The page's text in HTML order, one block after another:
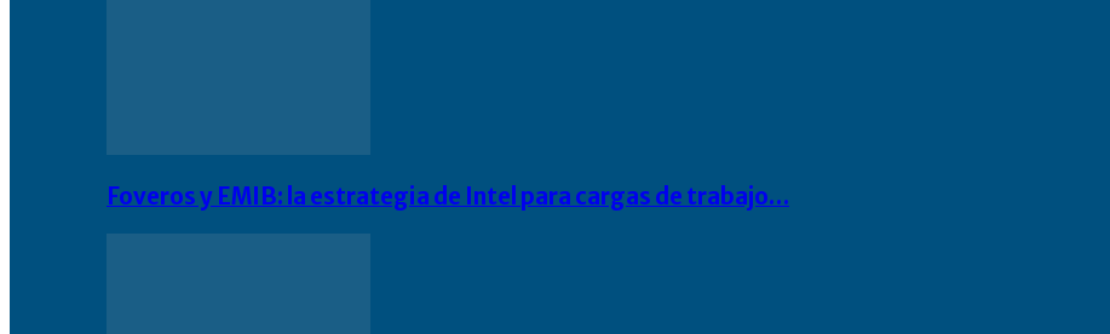
Foveros y EMIB: la estrategia de Intel para cargas de trabajo…